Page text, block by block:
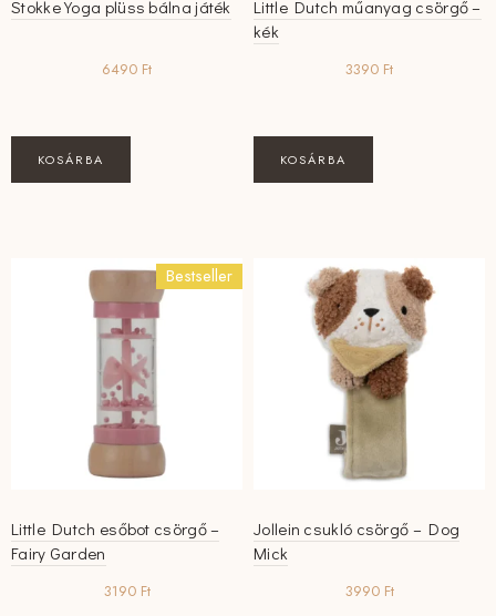
Stokke Yoga plüss bálna játék
6490 Ft
KOSÁRBA
Little Dutch műanyag csörgő –
kék
3390 Ft
KOSÁRBA
Bestseller
Little Dutch esőbot csörgő –
Fairy Garden
3190 Ft
Jollein csukló csörgő – Dog
Mick
3990 Ft